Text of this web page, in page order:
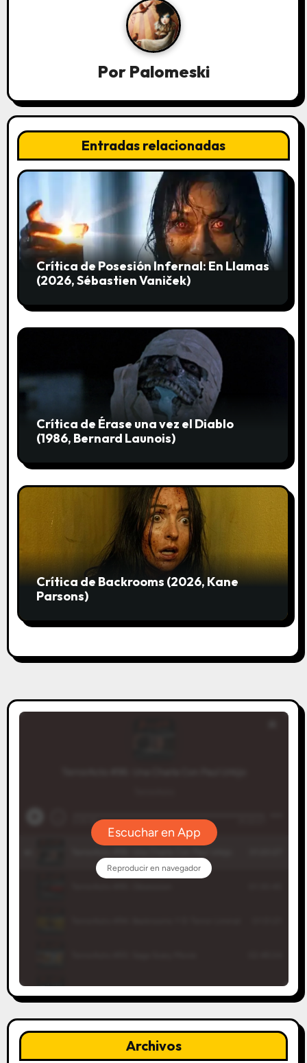
n
d
e
e
n
t
r
d
s
Por Palomeski
Entradas relacionadas
Crítica de Posesión Infernal: En Llamas
(2026, Sébastien Vaniček)
Crítica de Érase una vez el Diablo
(1986, Bernard Launois)
Crítica de Backrooms (2026, Kane
Parsons)
Archivos